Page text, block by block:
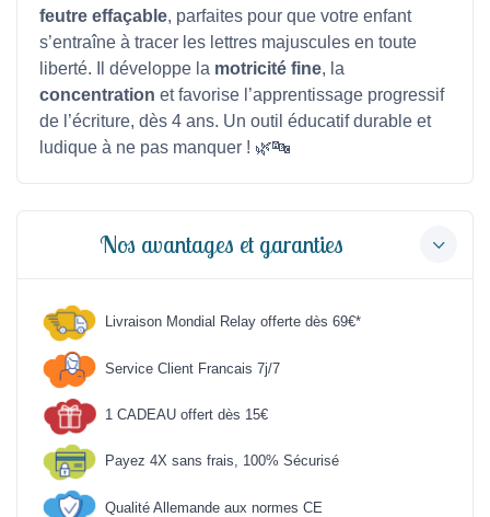
feutre effaçable, parfaites pour que votre enfant
s’entraîne à tracer les lettres majuscules en toute
liberté. Il développe la motricité fine, la
concentration et favorise l’apprentissage progressif
de l’écriture, dès 4 ans. Un outil éducatif durable et
ludique à ne pas manquer ! 🌿🔤
Nos avantages et garanties
Livraison Mondial Relay offerte dès 69€*
Service Client Francais 7j/7
1 CADEAU offert dès 15€
Payez 4X sans frais, 100% Sécurisé
Qualité Allemande aux normes CE